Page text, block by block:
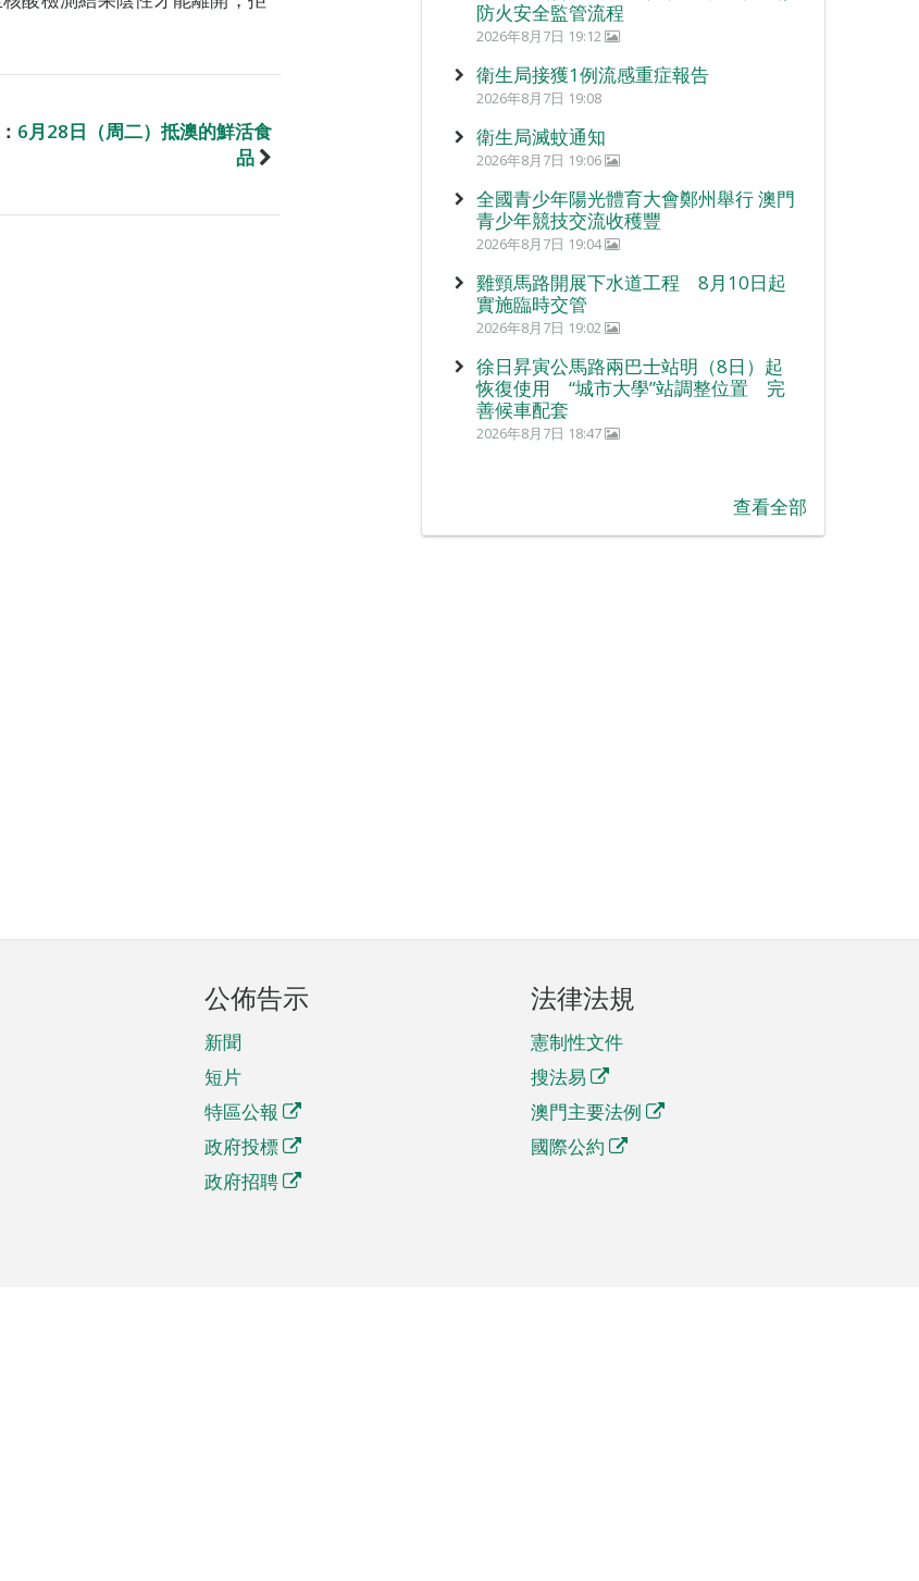
6月28日（周二）抵澳的鮮活食
品
防火安全監管流程
2026年8月7日 19:12
衛生局接獲1例流感重症報告
2026年8月7日 19:08
衛生局滅蚊通知
2026年8月7日 19:06
全國青少年陽光體育大會鄭州舉行 澳門
青少年競技交流收穫豐
2026年8月7日 19:04
雞頸馬路開展下水道工程 8月10日起
實施臨時交管
2026年8月7日 19:02
徐日昇寅公馬路兩巴士站明（8日）起
恢復使用 “城市大學”站調整位置 完
善候車配套
2026年8月7日 18:47
查看全部
公佈告示
新聞
短片
特區公報
政府投標
政府招聘
法律法規
憲制性文件
搜法易
澳門主要法例
國際公約